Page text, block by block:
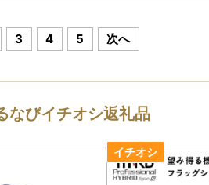
＝＝
、所得税と個人住民税の控除対象となり
発生する場合がございます。
3 4 5 次へ
なびイチオシ返礼品